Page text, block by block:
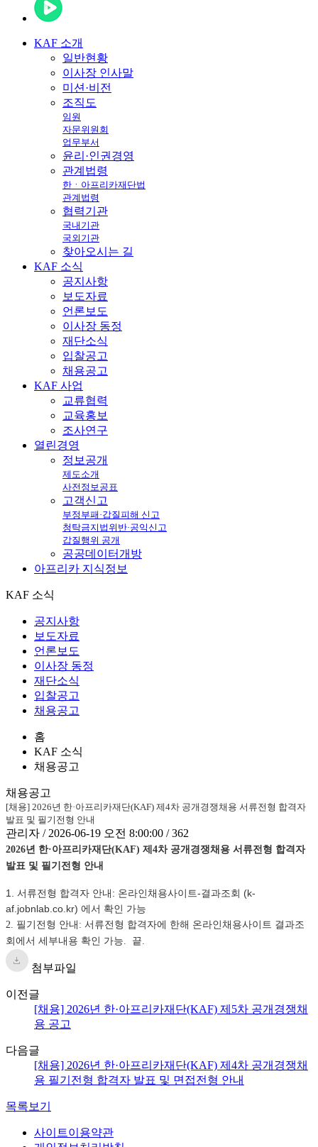
KAF 소개
일반현황
이사장 인사말
미션·비전
조직도
임원
자문위원회
업무부서
윤리·인권경영
관계법령
한ㆍ아프리카재단법
관계법령
협력기관
국내기관
국외기관
찾아오시는 길
KAF 소식
공지사항
보도자료
언론보도
이사장 동정
재단소식
입찰공고
채용공고
KAF 사업
교류협력
교육홍보
조사연구
열린경영
정보공개
제도소개
사전정보공표
고객신고
부정부패·갑질피해 신고
청탁금지법위반·공익신고
갑질행위 공개
공공데이터개방
아프리카 지식정보
KAF 소식
공지사항
보도자료
언론보도
이사장 동정
재단소식
입찰공고
채용공고
홈
KAF 소식
채용공고
채용공고
[채용] 2026년 한·아프리카재단(KAF) 제4차 공개경쟁채용 서류전형 합격자
발표 및 필기전형 안내
관리자 / 2026-06-19 오전 8:00:00 / 362
2026년 한·아프리카재단(KAF) 제4차 공개경쟁채용 서류전형 합격자
발표 및 필기전형 안내
1. 서류전형 합격자 안내: 온라인채용사이트-결과조회 (k-
af.jobnlab.co.kr) 에서 확인 가능
2. 필기전형 안내: 서류전형 합격자에 한해 온라인채용사이트 결과조
회에서 세부내용 확인 가능. 끝.
첨부파일
이전글
[채용] 2026년 한·아프리카재단(KAF) 제5차 공개경쟁채
용 공고
다음글
[채용] 2026년 한·아프리카재단(KAF) 제4차 공개경쟁채
용 필기전형 합격자 발표 및 면접전형 안내
목록보기
사이트이용약관